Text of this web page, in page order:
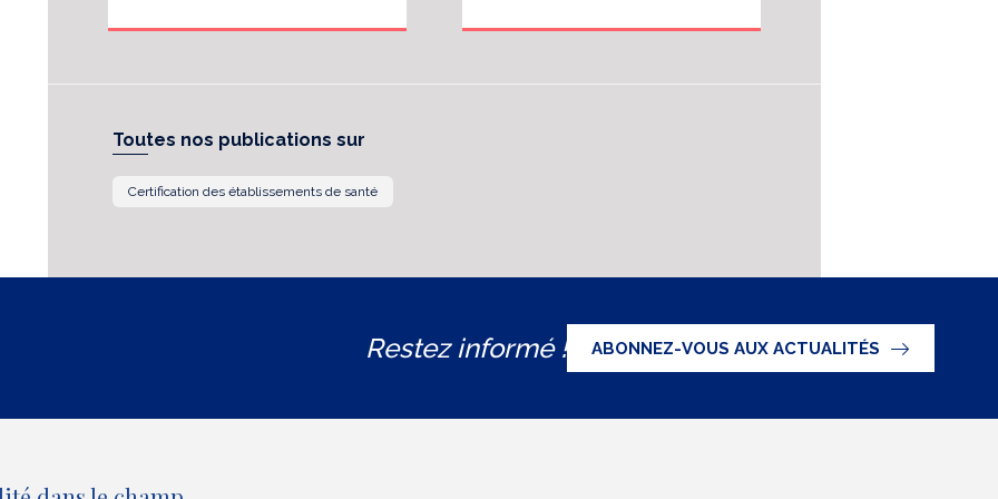
Toutes nos publications sur
Certification des établissements de santé
Restez informé ! ABONNEZ-VOUS AUX ACTUALITÉS